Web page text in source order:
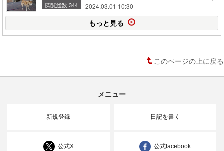
閲覧総数 344 2024.03.01 10:30
もっと見る
このページの上に戻る
メニュー
新規登録 日記を書く
公式X 公式facebook